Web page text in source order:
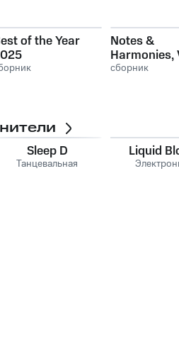
of the Year
Notes &
Harmonies,
сборник
Sleep D
Танцевальная
Liquid